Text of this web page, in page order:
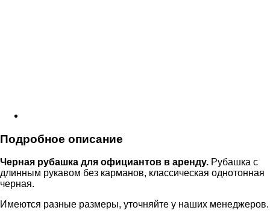
Подробное описание
Черная рубашка для официантов в аренду. Рубашка с
длинным рукавом без карманов, классическая однотонная
черная.
Имеются разные размеры, уточняйте у наших менеджеров.